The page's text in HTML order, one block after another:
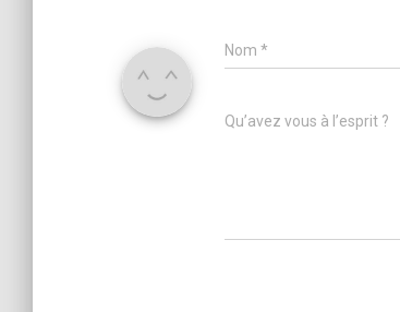
Nom *
Qu’avez vous à l’esprit ?